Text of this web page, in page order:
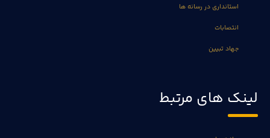
استانداری در رسانه ها
انتصابات
جهاد تبیین
لینک های مرتبط